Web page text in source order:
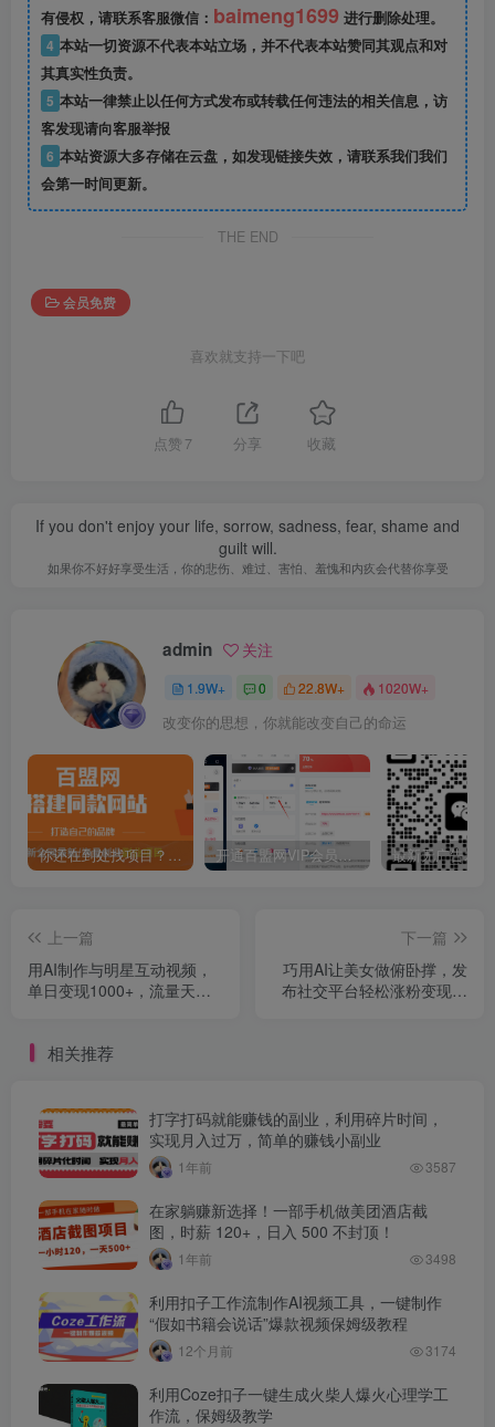
有侵权，请联系客服微信： baimeng1699 进行删除处理。
4 本站一切资源不代表本站立场，并不代表本站赞同其观点和对
其真实性负责。
5 本站一律禁止以任何方式发布或转载任何违法的相关信息，访
客发现请向客服举报
6 本站资源大多存储在云盘，如发现链接失效，请联系我们我们
会第一时间更新。
THE END
会员免费
喜欢就支持一下吧
点赞 7 分享 收藏
If you don't enjoy your life, sorrow, sadness, fear, shame and
guilt will.
如果你不好好享受生活，你的悲伤、难过、害怕、羞愧和内疚会代替你享受
admin 关注
1.9W+ 0 22.8W+ 1020W+
改变你的思想，你就能改变自己的命运
你还在到处找项目？还在当韭菜？我靠卖项目一个月收入5万+，曾经我也是个失败者。 开通百盟网VIP会员，尊享全站资源免费下载，享70%的推广提成！！【限时五折优惠】
上一篇
用AI制作与明星互动视频，
单日变现1000+，流量天花
下一篇
巧用AI让美女做俯卧撑，发
布社交平台轻松涨粉变现，
相关推荐
打字打码就能赚钱的副业，利用碎片时间，
实现月入过万，简单的赚钱小副业
1年前 3587
在家躺赚新选择！一部手机做美团酒店截
图，时薪 120+，日入 500 不封顶！
1年前 3498
利用扣子工作流制作AI视频工具，一键制作
“假如书籍会说话”爆款视频保姆级教程
12个月前 3174
利用Coze扣子一键生成火柴人爆火心理学工
作流，保姆级教学